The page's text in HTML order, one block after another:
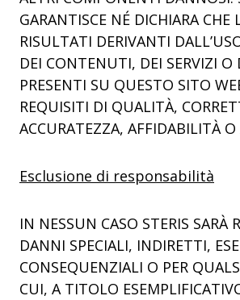
GARANTISCE NÉ DICHIARA CHE
RISULTATI DERIVANTI
DEI CONTENUTI, DEI SERVIZI
PRESENTI SU QUESTO SITO
REQUISITI DI QUALITÀ,
ACCURATEZZA, AFFIDABILITÀ
Esclusione di responsabilità
IN NESSUN CASO STERIS SARÀ
DANNI SPECIALI, INDIRETTI,
CONSEQUENZIALI O PER
CUI, A TITOLO